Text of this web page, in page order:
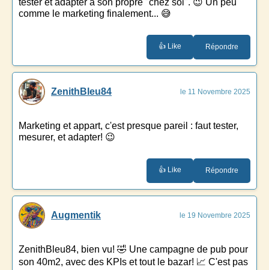
tester et adapter à son propre "chez soi". 😉 Un peu
comme le marketing finalement... 😅
👍 Like Répondre
ZenithBleu84 le 11 Novembre 2025
Marketing et appart, c'est presque pareil : faut tester,
mesurer, et adapter! 😉
👍 Like Répondre
Augmentik le 19 Novembre 2025
ZenithBleu84, bien vu! 🤣 Une campagne de pub pour
son 40m2, avec des KPIs et tout le bazar! 📈 C'est pas